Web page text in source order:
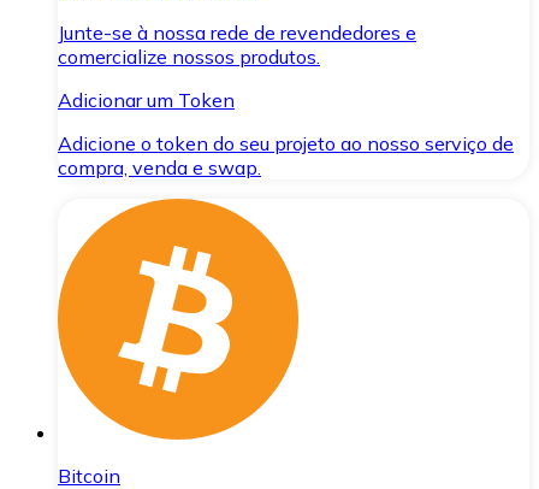
Junte-se à nossa rede de revendedores e
comercialize nossos produtos.
Adicionar um Token
Adicione o token do seu projeto ao nosso serviço de
compra, venda e swap.
Bitcoin